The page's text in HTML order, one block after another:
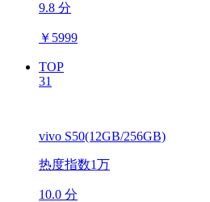
9.8 分
￥ 5999
TOP
31
vivo S50(12GB/256GB)
热度指数1万
10.0 分